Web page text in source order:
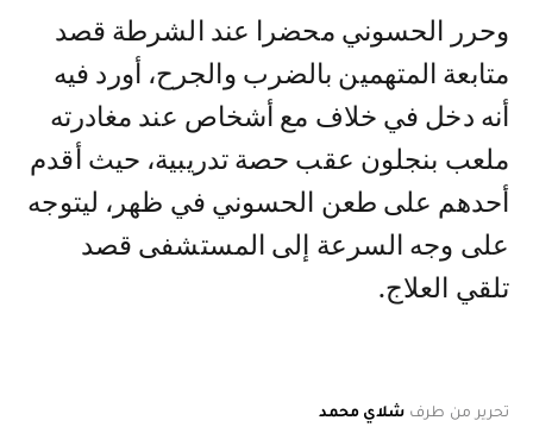
وحرر الحسوني محضرا عند الشرطة قصد
متابعة المتهمين بالضرب والجرح، أورد فيه
أنه دخل في خلاف مع أشخاص عند مغادرته
ملعب بنجلون عقب حصة تدريبية، حيث أقدم
أحدهم على طعن الحسوني في ظهر، ليتوجه
على وجه السرعة إلى المستشفى قصد
تلقي العلاج.
تحرير من طرف شلاي محمد